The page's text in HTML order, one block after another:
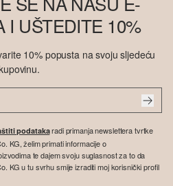
I UŠTEDITE 10%
10% popusta na svoju sljedeću
podatakaradi primanja newslettera tvrtke
KG, želim primati informacije o
te dajem svoju suglasnost za to da
KG u tu svrhu smije izraditi moj korisnički profil